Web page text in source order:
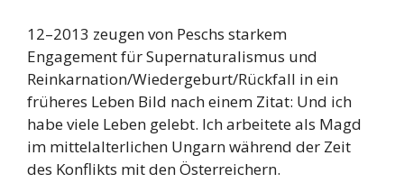
12–2013 zeugen von Peschs starkem
Engagement für Supernaturalismus und
Reinkarnation/Wiedergeburt/Rückfall in ein
früheres Leben Bild nach einem Zitat: Und ich
habe viele Leben gelebt. Ich arbeitete als Magd
im mittelalterlichen Ungarn während der Zeit
des Konflikts mit den Österreichern.